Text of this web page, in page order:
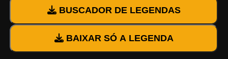
BUSCADOR DE LEGENDAS
BAIXAR SÓ A LEGENDA